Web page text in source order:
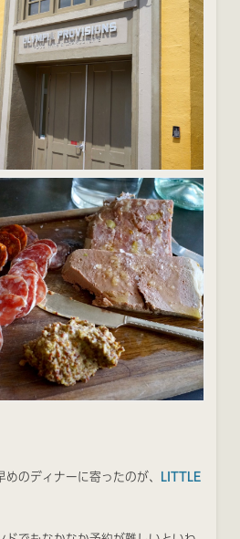
のディナーに寄ったのが、
LITTLE